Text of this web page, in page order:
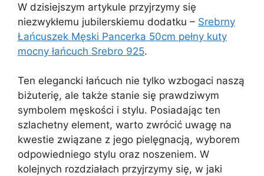
W dzisiejszym artykule przyjrzymy się
niezwykłemu jubilerskiemu dodatku – Srebrny
Łańcuszek Męski Pancerka 50cm pełny kuty
mocny łańcuch Srebro 925.
Ten elegancki łańcuch nie tylko wzbogaci naszą
biżuterię, ale także stanie się prawdziwym
symbolem męskości i stylu. Posiadając ten
szlachetny element, warto zwrócić uwagę na
kwestie związane z jego pielęgnacją, wyborem
odpowiedniego stylu oraz noszeniem. W
kolejnych rozdziałach przyjrzymy się, w jaki